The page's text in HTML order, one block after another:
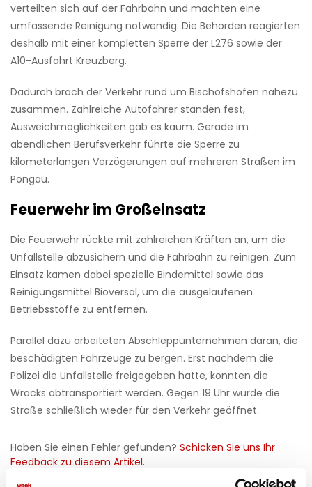
verteilten sich auf der Fahrbahn und machten eine
umfassende Reinigung notwendig. Die Behörden reagierten
deshalb mit einer kompletten Sperre der L276 sowie der
A10-Ausfahrt Kreuzberg.
Dadurch brach der Verkehr rund um Bischofshofen nahezu
zusammen. Zahlreiche Autofahrer standen fest,
Ausweichmöglichkeiten gab es kaum. Gerade im
abendlichen Berufsverkehr führte die Sperre zu
kilometerlangen Verzögerungen auf mehreren Straßen im
Pongau.
Feuerwehr im Großeinsatz
Die Feuerwehr rückte mit zahlreichen Kräften an, um die
Unfallstelle abzusichern und die Fahrbahn zu reinigen. Zum
Einsatz kamen dabei spezielle Bindemittel sowie das
Reinigungsmittel Bioversal, um die ausgelaufenen
Betriebsstoffe zu entfernen.
Parallel dazu arbeiteten Abschleppunternehmen daran, die
beschädigten Fahrzeuge zu bergen. Erst nachdem die
Polizei die Unfallstelle freigegeben hatte, konnten die
Wracks abtransportiert werden. Gegen 19 Uhr wurde die
Straße schließlich wieder für den Verkehr geöffnet.
Haben Sie einen Fehler gefunden? Schicken Sie uns Ihr
Feedback zu diesem Artikel.